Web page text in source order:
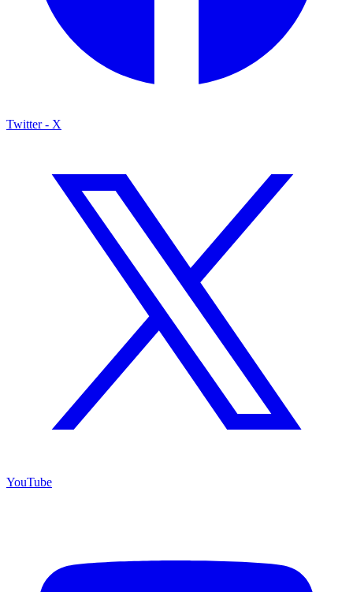
Twitter - X
YouTube